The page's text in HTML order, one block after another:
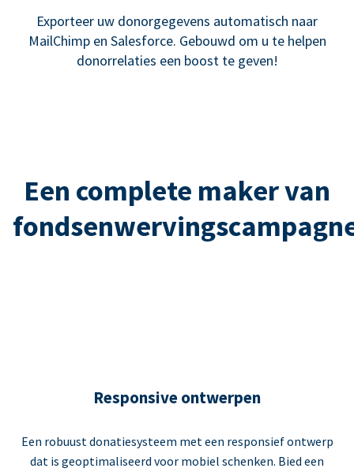
Exporteer uw donorgegevens automatisch naar
MailChimp en Salesforce. Gebouwd om u te helpen
donorrelaties een boost te geven!
Een complete maker van
Responsive ontwerpen
Een robuust donatiesysteem met een responsief ontwerp
dat is geoptimaliseerd voor mobiel schenken. Bied een